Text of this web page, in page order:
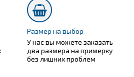
Размер на выбор
У нас вы можете заказать
два размера на примерку
без лишних проблем